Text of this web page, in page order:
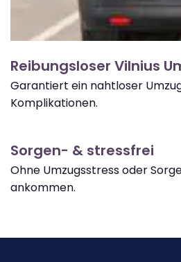
Reibungsloser Vilnius
Garantiert ein nahtloser
Komplikationen.
Sorgen- & stressfrei
Ohne Umzugsstress oder
ankommen.